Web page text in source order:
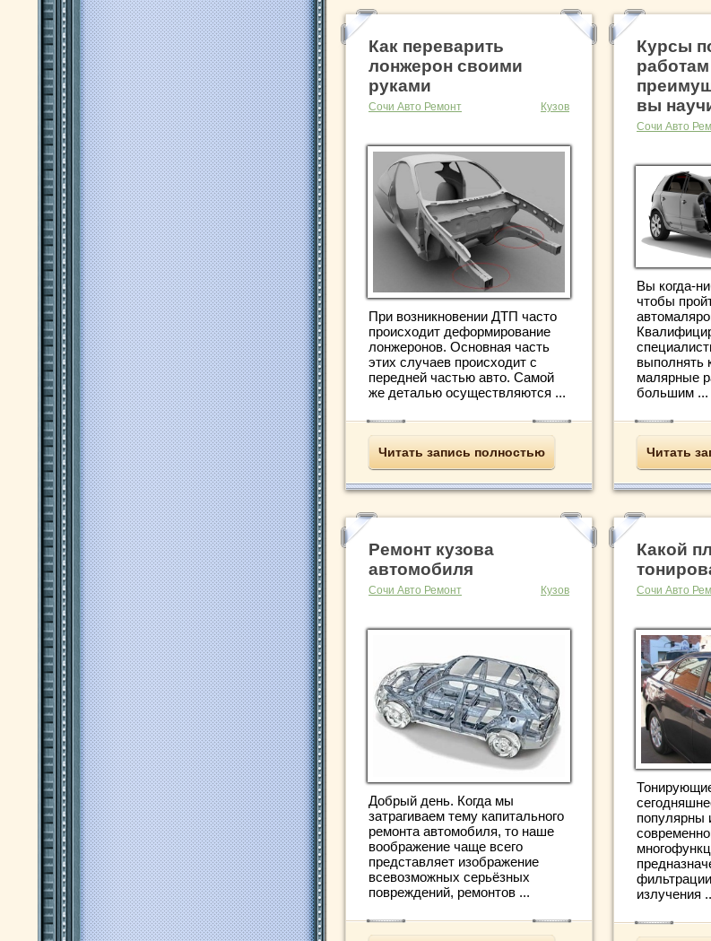
Как переварить
лонжерон своими
руками
Сочи Авто Ремонт Кузов
При возникновении ДТП часто
происходит деформирование
лонжеронов. Основная часть
этих случаев происходит с
передней частью авто. Самой
же деталью осуществляются ...
Читать запись полностью
Курсы
вы
Сочи Авто
Вы когда-
чтобы
выполнять
малярные
большим ...
Читать
Ремонт кузова
автомобиля
Сочи Авто Ремонт Кузов
Добрый день. Когда мы
затрагиваем тему капитального
ремонта автомобиля, то наше
воображение чаще всего
представляет изображение
всевозможных серьёзных
повреждений, ремонтов ...
Какой
Сочи Авто
популярны
излучения